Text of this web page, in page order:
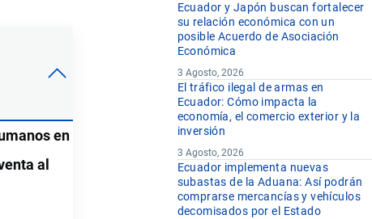
en
al
Ecuador y Japón buscan fortalecer
su relación económica con un
posible Acuerdo de Asociación
Económica
3 Agosto, 2026
El tráfico ilegal de armas en
Ecuador: Cómo impacta la
economía, el comercio exterior y la
inversión
3 Agosto, 2026
Ecuador implementa nuevas
subastas de la Aduana: Así podrán
comprarse mercancías y vehículos
decomisados por el Estado